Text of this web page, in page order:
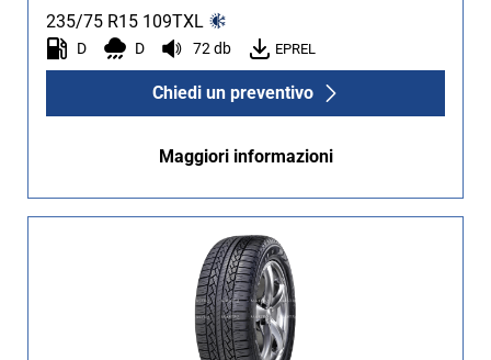
235/75 R15 109TXL
D D 72 db EPREL
Chiedi un preventivo
Maggiori informazioni